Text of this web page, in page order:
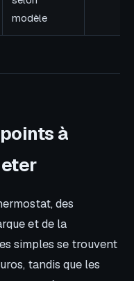
modèle
à
des
et de la
simples se trouvent
tandis que les